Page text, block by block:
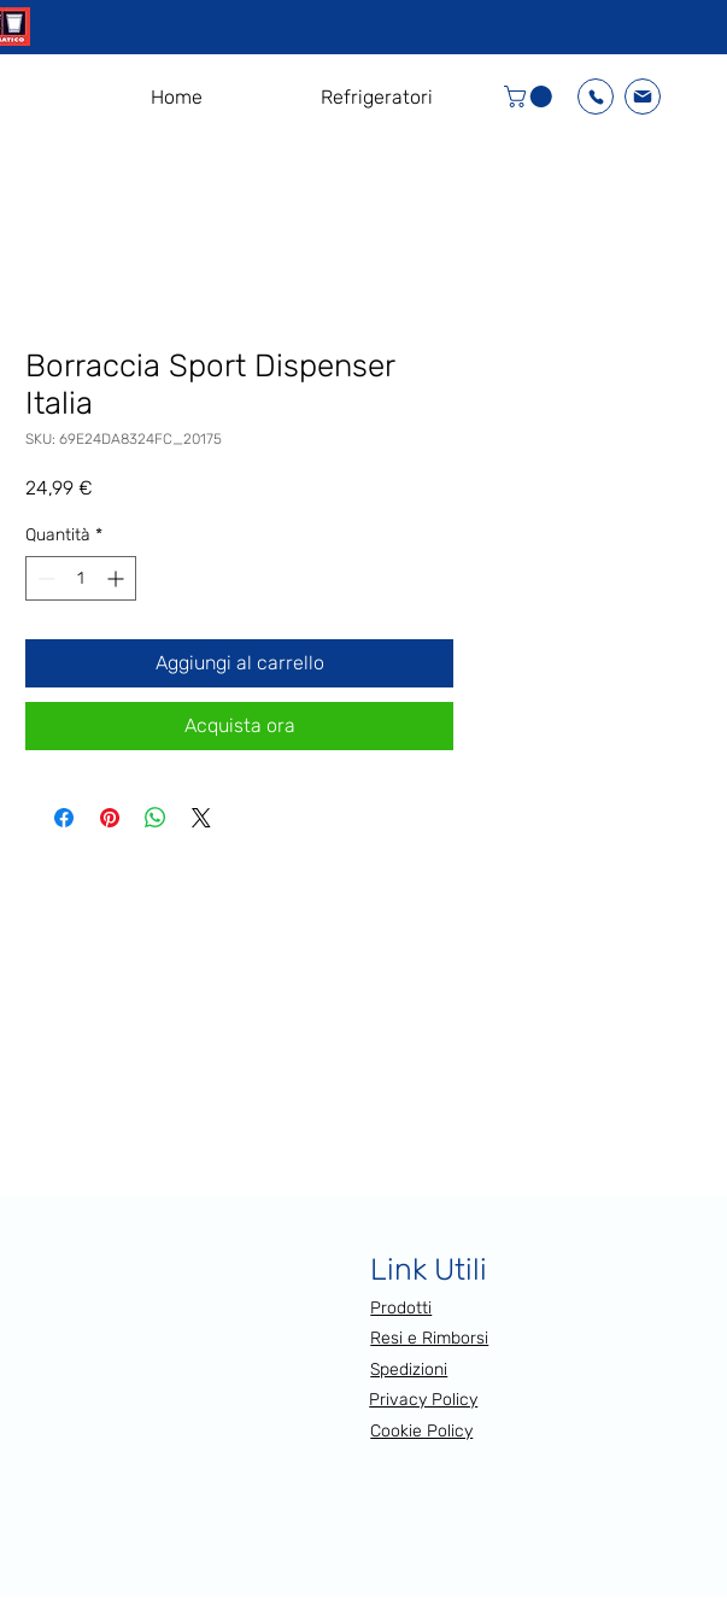
Home Refrigeratori
Borraccia Sport Dispenser
Italia
SKU: 69E24DA8324FC_20175
24,99 €
Quantità *
Aggiungi al carrello
Acquista ora
Link Utili
Prodotti
Resi e Rimborsi
Spedizioni
Privacy Policy
Cookie Policy